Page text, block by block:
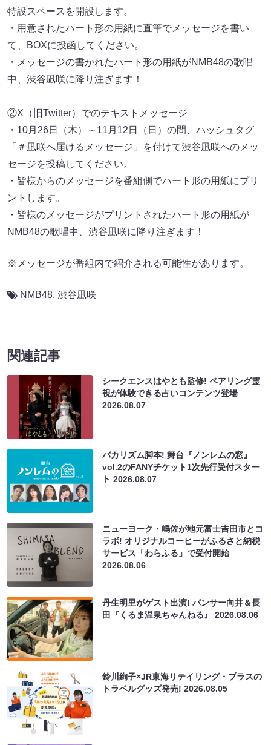
特設スペースを開設します。
・用意されたハート形の用紙に直筆でメッセージを書い
て、BOXに投函してください。
・メッセージの書かれたハート形の用紙がNMB48の歌唱
中、渋谷凪咲に降り注ぎます！
②X（旧Twitter）でのテキストメッセージ
・10月26日（木）～11月12日（日）の間、ハッシュタグ
「＃凪咲へ届けるメッセージ」を付けて渋谷凪咲へのメッ
セージを投稿してください。
・皆様からのメッセージを番組側でハート形の用紙にプリ
ントします。
・皆様のメッセージがプリントされたハート形の用紙が
NMB48の歌唱中、渋谷凪咲に降り注ぎます！
※メッセージが番組内で紹介される可能性があります。
NMB48, 渋谷凪咲
関連記事
シークエンスはやとも監修! ペアリング霊
視が体験できる占いコンテンツ登場
2026.08.07
バカリズム脚本! 舞台『ノンレムの窓』
vol.2のFANYチケット1次先行受付スター
ト2026.08.07
ニューヨーク・嶋佐が地元富士吉田市とコ
ラボ! オリジナルコーヒーがふるさと納税
サービス「わらふる」で受付開始
2026.08.06
丹生明里がゲスト出演! パンサー向井＆長
田『くるま温泉ちゃんねる』2026.08.06
鈴川絢子×JR東海リテイリング・プラスの
トラベルグッズ発売!2026.08.05